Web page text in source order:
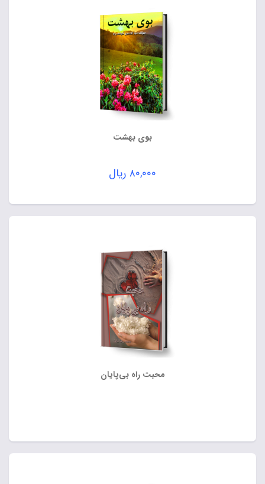
بوی بهشت
۸۰,۰۰۰ ریال
محبت راه بی‌پایان